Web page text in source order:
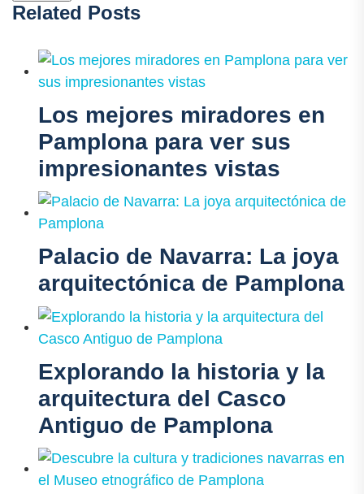
Related Posts
Los mejores miradores en
Pamplona para ver sus
impresionantes vistas
Palacio de Navarra: La joya
arquitectónica de Pamplona
Explorando la historia y la
arquitectura del Casco
Antiguo de Pamplona